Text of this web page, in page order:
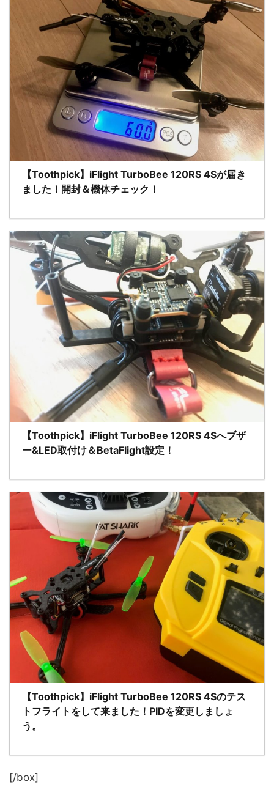
【Toothpick】iFlight TurboBee 120RS 4Sが届き
ました！開封＆機体チェック！
【Toothpick】iFlight TurboBee 120RS 4Sへブザ
ー&LED取付け＆BetaFlight設定！
【Toothpick】iFlight TurboBee 120RS 4Sのテス
トフライトをして来ました！PIDを変更しましょ
う。
[/box]